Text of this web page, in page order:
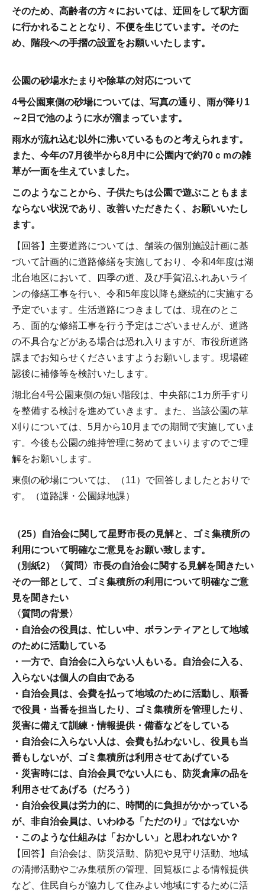
そのため、高齢者の方々においては、迂回をして駅方面
に行かれることとなり、不便を生じています。そのた
め、階段への手摺の設置をお願いいたします。
公園の砂場水たまりや除草の対応について
4号公園東側の砂場については、写真の通り、雨が降り1
～2日で池のように水が溜まっています。
雨水が流れ込む以外に沸いているものと考えられます。
また、今年の7月後半から8月中に公園内で約70ｃｍの雑
草が一面を生えていました。
このようなことから、子供たちは公園で遊ぶこともまま
ならない状況であり、改善いただきたく、お願いいたし
ます。
【回答】主要道路については、舗装の個別施設計画に基
づいて計画的に道路修繕を実施しており、令和4年度は湖
北台地区において、四季の道、及び手賀沼ふれあいライ
ンの修繕工事を行い、令和5年度以降も継続的に実施する
予定でいます。生活道路につきましては、現在のとこ
ろ、面的な修繕工事を行う予定はございませんが、道路
の不具合などがある場合は恐れ入りますが、市役所道路
課までお知らせくださいますようお願いします。現場確
認後に補修等を検討いたします。
湖北台4号公園東側の短い階段は、中央部に1カ所手すり
を整備する検討を進めていきます。また、当該公園の草
刈りについては、5月から10月までの期間で実施していま
す。今後も公園の維持管理に努めてまいりますのでご理
解をお願いします。
東側の砂場については、（11）で回答しましたとおりで
す。（道路課・公園緑地課）
（25）自治会に関して星野市長の見解と、ゴミ集積所の
利用について明確なご意見をお願い致します。
（別紙2）〈質問〉市長の自治会に関する見解を聞きたい
その一部として、ゴミ集積所の利用について明確なご意
見を聞きたい
〈質問の背景〉
・自治会の役員は、忙しい中、ボランティアとして地域
のために活動している
・一方で、自治会に入らない人もいる。自治会に入る、
入らないは個人の自由である
・自治会員は、会費を払って地域のために活動し、順番
で役員・当番を担当したり、ゴミ集積所を管理したり、
災害に備えて訓練・情報提供・備蓄などをしている
・自治会に入らない人は、会費も払わないし、役員も当
番もしないが、ゴミ集積所は利用させてあげている
・災害時には、自治会員でない人にも、防災倉庫の品を
利用させてあげる（だろう）
・自治会役員は労力的に、時間的に負担がかかっている
が、非自治会員は、いわゆる「ただのり」ではないか
・このような仕組みは「おかしい」と思われないか？
【回答】自治会は、防災活動、防犯や見守り活動、地域
の清掃活動やごみ集積所の管理、回覧板による情報提供
など、住民自らが協力して住みよい地域にするために活